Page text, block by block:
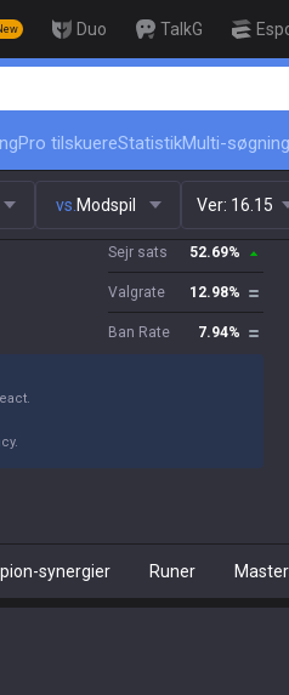
Duo TalkG
🏆 Rank Up
Pro tilskuereStatistikMulti-søgning
vs. Modspil Ver: 16.15
Sejr sats 52.69%
Valgrate 12.98%
Ban Rate 7.94%
synergier Runer